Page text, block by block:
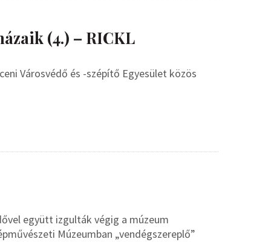
(4.) – RICKL
Városvédő és -szépítő Egyesület közös
együtt izgulták végig a múzeum
Múzeumban „vendégszereplő”